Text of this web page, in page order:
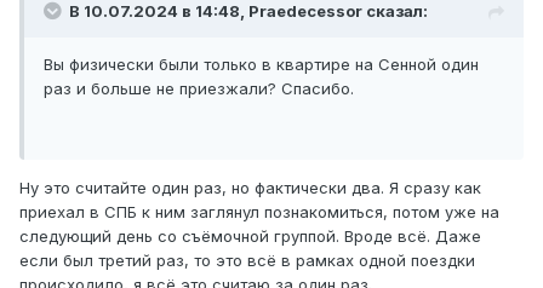
В 10.07.2024 в 14:48, Praedecessor сказал:
Вы физически были только в квартире на Сенной один
раз и больше не приезжали? Спасибо.
Ну это считайте один раз, но фактически два. Я сразу как
приехал в СПБ к ним заглянул познакомиться, потом уже на
следующий день со съёмочной группой. Вроде всё. Даже
если был третий раз, то это всё в рамках одной поездки